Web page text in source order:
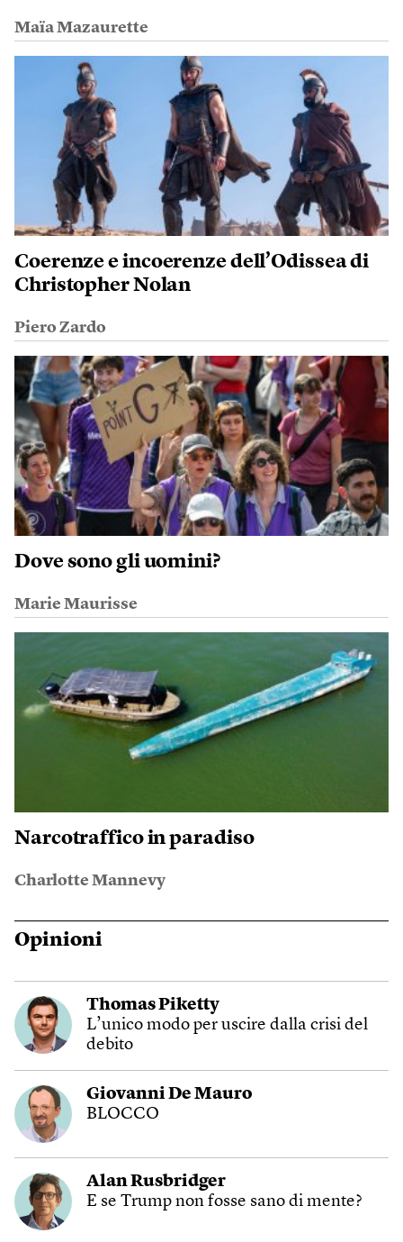
Maïa Mazaurette
Coerenze e incoerenze dell’Odissea di
Christopher Nolan
Piero Zardo
Dove sono gli uomini?
Marie Maurisse
Narcotraffico in paradiso
Charlotte Mannevy
Opinioni
Thomas Piketty
L’unico modo per uscire dalla crisi del
debito
Giovanni De Mauro
BLOCCO
Alan Rusbridger
E se Trump non fosse sano di mente?